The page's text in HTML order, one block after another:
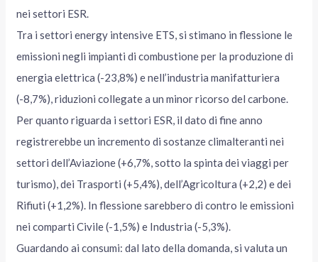
nei settori ESR.
Tra i settori energy intensive ETS, si stimano in flessione le
emissioni negli impianti di combustione per la produzione di
energia elettrica (-23,8%) e nell’industria manifatturiera
(-8,7%), riduzioni collegate a un minor ricorso del carbone.
Per quanto riguarda i settori ESR, il dato di fine anno
registrerebbe un incremento di sostanze climalteranti nei
settori dell’Aviazione (+6,7%, sotto la spinta dei viaggi per
turismo), dei Trasporti (+5,4%), dell’Agricoltura (+2,2) e dei
Rifiuti (+1,2%). In flessione sarebbero di contro le emissioni
nei comparti Civile (-1,5%) e Industria (-5,3%).
Guardando ai consumi: dal lato della domanda, si valuta un